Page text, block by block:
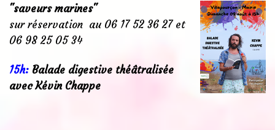
"saveurs marines"
sur réservation au 06 17 52 36 27 et
06 98 25 05 34
15h: Balade digestive théâtralisée
avec Kévin Chappe